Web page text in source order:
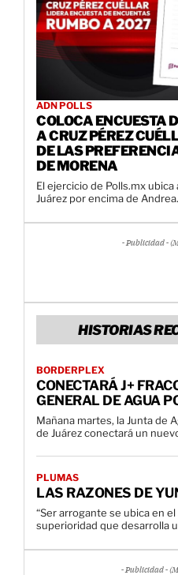
ADN POLLS
COLOCA ENCUESTA
A CRUZ PÉREZ
DE LAS
DE MORENA
El ejercicio de Polls.mx ubica
Juárez por encima de
- Publicidad -
HISTORIAS
BORDERPLEX
CONECTARÁ J+
GENERAL DE AGUA
Mañana martes, la Junta de
de Juárez conectará un
PLUMAS
LAS RAZONES DE
“Ser arrogante se ubica en
superioridad que desarrolla
- Publicidad -